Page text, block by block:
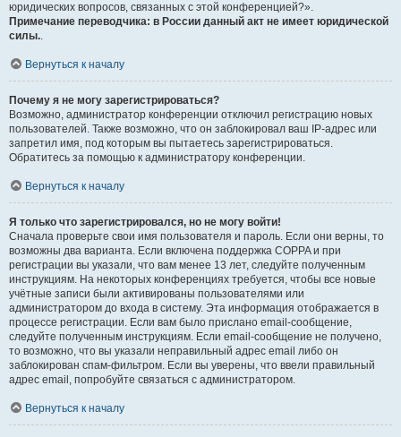
юридических вопросов, связанных с этой конференцией?».
Примечание переводчика: в России данный акт не имеет юридической
силы..
Вернуться к началу
Почему я не могу зарегистрироваться?
Возможно, администратор конференции отключил регистрацию новых
пользователей. Также возможно, что он заблокировал ваш IP-адрес или
запретил имя, под которым вы пытаетесь зарегистрироваться.
Обратитесь за помощью к администратору конференции.
Вернуться к началу
Я только что зарегистрировался, но не могу войти!
Сначала проверьте свои имя пользователя и пароль. Если они верны, то
возможны два варианта. Если включена поддержка COPPA и при
регистрации вы указали, что вам менее 13 лет, следуйте полученным
инструкциям. На некоторых конференциях требуется, чтобы все новые
учётные записи были активированы пользователями или
администратором до входа в систему. Эта информация отображается в
процессе регистрации. Если вам было прислано email-сообщение,
следуйте полученным инструкциям. Если email-сообщение не получено,
то возможно, что вы указали неправильный адрес email либо он
заблокирован спам-фильтром. Если вы уверены, что ввели правильный
адрес email, попробуйте связаться с администратором.
Вернуться к началу